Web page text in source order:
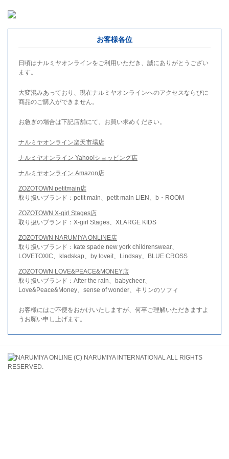
お客様各位
日頃はナルミヤオンラインをご利用いただき、誠にありがとうござい
ます。
大変混みあっており、現在ナルミヤオンラインへのアクセスならびに
商品のご購入ができません。
お急ぎの場合は下記店舗にて、お買い求めください。
ナルミヤオンライン楽天市場店
ナルミヤオンライン Yahoo!ショッピング店
ナルミヤオンライン Amazon店
ZOZOTOWN petitmain店
取り扱いブランド：petit main、petit main LIEN、b・ROOM
ZOZOTOWN X-girl Stages店
取り扱いブランド：X-girl Stages、XLARGE KIDS
ZOZOTOWN NARUMIYA ONLINE店
取り扱いブランド：kate spade new york childrenswear、
LOVETOXIC、kladskap、by loveit、Lindsay、BLUE CROSS
ZOZOTOWN LOVE&PEACE&MONEY店
取り扱いブランド：After the rain、babycheer、
Love&Peace&Money、sense of wonder、キリンのソフィ
お客様にはご不便をおかけいたしますが、何卒ご理解いただきますよ
うお願い申し上げます。